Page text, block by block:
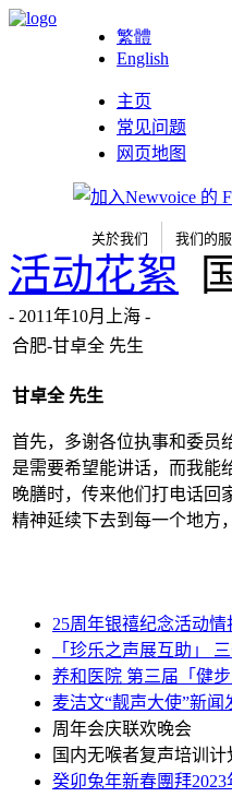
繁體
English
主页
常见问题
网页地图
关於我们 我们的
活动花絮
- 2011年10月上海 -
合肥-甘卓全 先生
甘卓全 先生
首先，多谢各位执事和委员
是需要希望能讲话，而我能
晚膳时，传来他们打电话回
精神延续下去到每一个地方
25周年银禧纪念活动情
「珍乐之声展互助」
养和医院 第三届「健步
麦洁文“靓声大使”新闻
周年会庆联欢晚会
国内无喉者复声培训计
癸卯兔年新春團拜2023